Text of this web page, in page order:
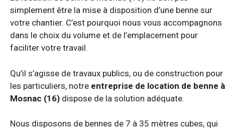
simplement être la mise à disposition d’une benne sur
votre chantier. C’est pourquoi nous vous accompagnons
dans le choix du volume et de l’emplacement pour
faciliter votre travail.
Qu’il s’agisse de travaux publics, ou de construction pour
les particuliers, notre entreprise de location de benne à
Mosnac (16) dispose de la solution adéquate.
Nous disposons de bennes de 7 à 35 mètres cubes, qui